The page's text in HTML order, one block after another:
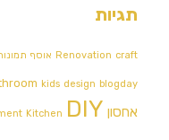
תגיות
Renovation craft אוסף
kids design blogday
אחסון Kitchen DIY